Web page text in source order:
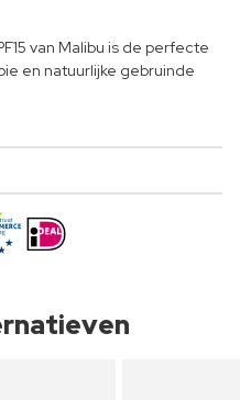
van Malibu is de perfecte
en natuurlijke gebruinde